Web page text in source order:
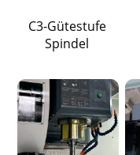
C3-Gütestufe
Spindel